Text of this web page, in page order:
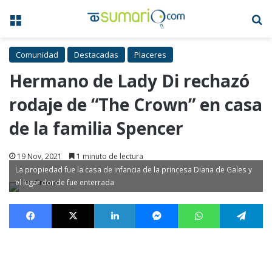
Menú
Comunidad Destacadas Placeres
Hermano de Lady Di rechazó
rodaje de “The Crown” en casa
de la familia Spencer
19 Nov, 2021 1 minuto de lectura
La propiedad fue la casa de infancia de la princesa Diana de Gales y
el lugar donde fue enterrada
Facebook X LinkedIn MessengerWhatsApp